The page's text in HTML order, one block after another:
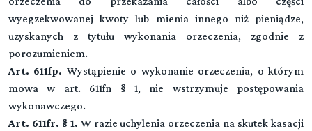
wyegzekwowanej kwoty lub mienia innego niż pieniądze,
uzyskanych z tytułu wykonania orzeczenia, zgodnie z
porozumieniem.
Art. 611fp. Wystąpienie o wykonanie orzeczenia, o którym
mowa w art. 611fn § 1, nie wstrzymuje postępowania
wykonawczego.
Art. 611fr. § 1. W razie uchylenia orzeczenia na skutek kasacji
Sąd
▼
Rozdział 1 (art. 24 - 39)
Rozdział 2 (art. 40 - 44)
Wyłączenie sędziego
DZIAŁ III (art. -)
Strony, obrońcy, pełnomocnicy, przedstawiciel społeczny
Rozdział 3 (art. 45 - 48)
Oskarżyciel publiczny
DZIAŁ IV (art. -)
Czynności procesowe